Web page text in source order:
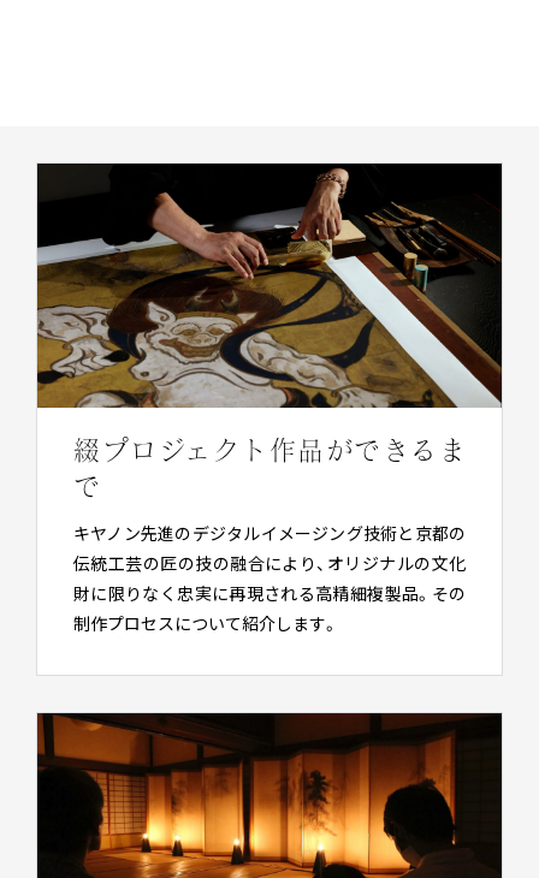
綴プロジェクト作品ができるま
で
キヤノン先進のデジタルイメージング技術と京都の
伝統工芸の匠の技の融合により、オリジナルの文化
財に限りなく忠実に再現される高精細複製品。その
制作プロセスについて紹介します。